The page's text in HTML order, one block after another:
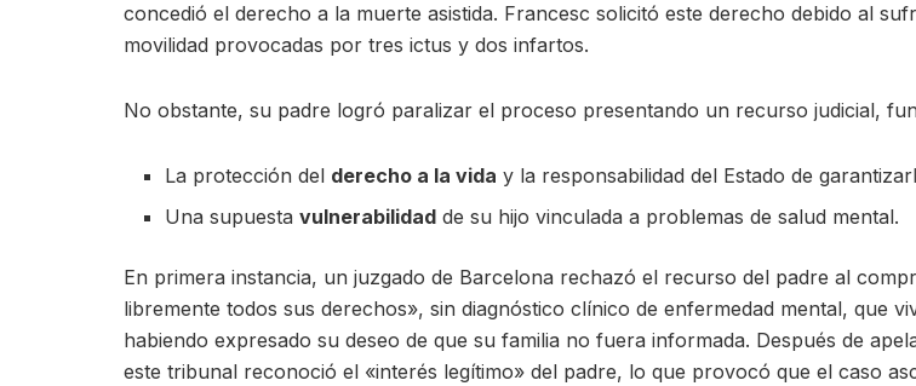
concedió el derecho a la muerte asistida. Francesc solicitó este derecho debido al
movilidad provocadas por tres ictus y dos infartos.
No obstante, su padre logró paralizar el proceso presentando un recurso judicial,
La protección del derecho a la vida y la responsabilidad del Estado de
Una supuestavulnerabilidad de su hijo vinculada a problemas de salud mental.
En primera instancia, un juzgado de Barcelona rechazó el recurso del padre al
libremente todos sus derechos», sin diagnóstico clínico de enfermedad mental, que
habiendo expresado su deseo de que su familia no fuera informada. Después de
este tribunal reconoció el «interés legítimo» del padre, lo que provocó que el caso